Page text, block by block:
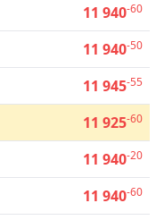
11 940-60
11 940-50
11 945-55
11 925-60
11 940-20
11 940-60